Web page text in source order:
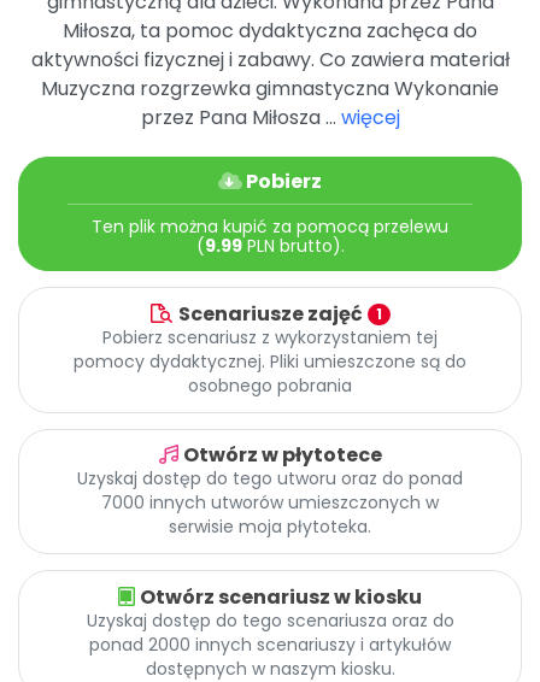
Archiwalne numery
Pomoc
Promocje
Miłosza, ta pomoc dydaktyczna zachęca do
aktywności fizycznej i zabawy. Co zawiera materiał
Muzyczna rozgrzewka gimnastyczna Wykonanie
przez Pana Miłosza ... więcej
Pobierz
Ten plik można kupić za pomocą przelewu
(9.99PLN brutto).
Scenariusze zajęć 1
Pobierz scenariusz z wykorzystaniem tej
pomocy dydaktycznej. Pliki umieszczone są do
osobnego pobrania
Otwórz w płytotece
Uzyskaj dostęp do tego utworu oraz do ponad
7000 innych utworów umieszczonych w
serwisie moja płytoteka.
Otwórz scenariusz w kiosku
Uzyskaj dostęp do tego scenariusza oraz do
ponad 2000 innych scenariuszy i artykułów
dostępnych w naszym kiosku.